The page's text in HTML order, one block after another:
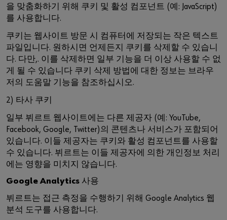
을 맞춤화하기 위해 쿠키 및 활성 컴포넌트 (예: JavaScript)
를 사용합니다.
쿠키는 웹사이트 방문 시 컴퓨터에 저장되는 작은 텍스트
파일입니다. 원하시면 언제든지 쿠키를 삭제할 수 있습니
다. 다만,. 이를 삭제하면 일부 기능을 더 이상 사용할 수 없
게 될 수 있습니다 쿠키 삭제 방법에 대한 정보는 브라우
저의 도움말 기능을 참조하십시오.
2) 타사 쿠키
일부 뷔르트 웹사이트에는 다른 제공자 (예: YouTube,
Facebook, Google, Twitter)의 콘텐츠나 서비스가 포함되어
있습니다. 이들 제공자는 쿠키와 활성 컴포넌트를 사용할
수 있습니다. 뷔르트는 이들 제공자에 의한 개인정보 처리
에는 영향을 미치지 않습니다.
Google Analytics 사용
뷔르트는 접근 측정을 수행하기 위해 Google Analytics 웹
분석 도구를 사용합니다.